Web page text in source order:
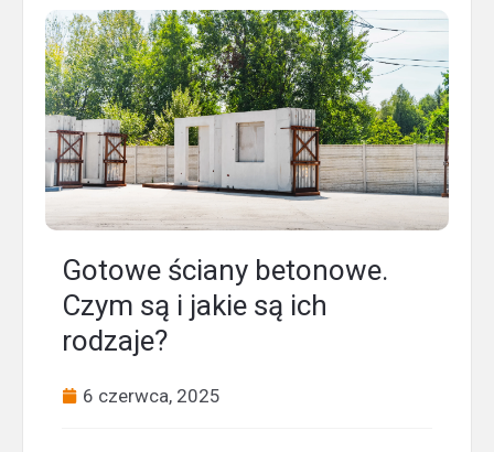
Gotowe ściany betonowe.
Czym są i jakie są ich
rodzaje?
6 czerwca, 2025